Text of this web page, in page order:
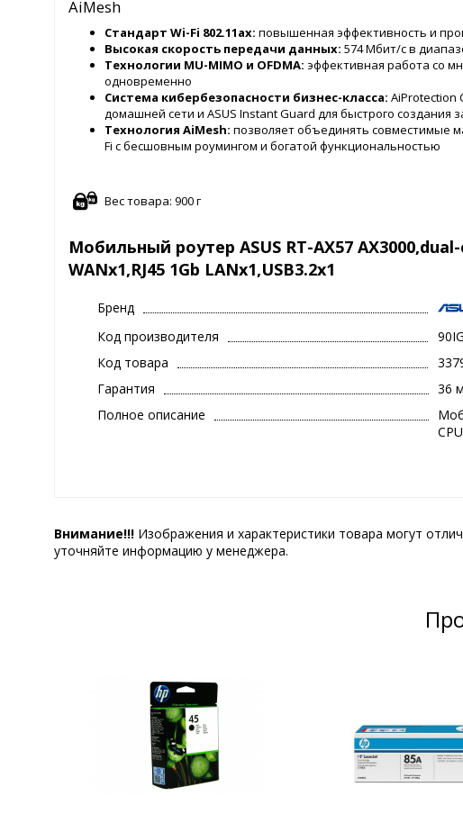
AiMesh
Стандарт Wi-Fi 802.11ax: повышенная эффективность и
Высокая скорость передачи данных: 574 Мбит/с в
Технологии MU-MIMO и OFDMA: эффективная работа со
одновременно
Система кибербезопасности бизнес-класса: AiProtection
домашней сети и ASUS Instant Guard для быстрого создания
Технология AiMesh: позволяет объединять совместимые
Fi с бесшовным роумингом и богатой функциональностью
Вес товара: 900 г
Мобильный роутер ASUS RT-AX57 AX3000,dual-
WANx1,RJ45 1Gb LANx1,USB3.2x1
Бренд
Код производителя
Код товара
Гарантия
36
Полное описание
Внимание!!! Изображения и характеристики товара могут
уточняйте информацию у менеджера.